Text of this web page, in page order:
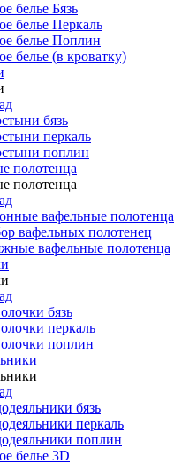
белье Бязь
белье Перкаль
белье Поплин
белье (в кроватку)
бязь
перкаль
поплин
полотенца
полотенца
вафельные полотенца
вафельных полотенец
вафельные полотенца
бязь
перкаль
поплин
бязь
перкаль
поплин
белье 3D